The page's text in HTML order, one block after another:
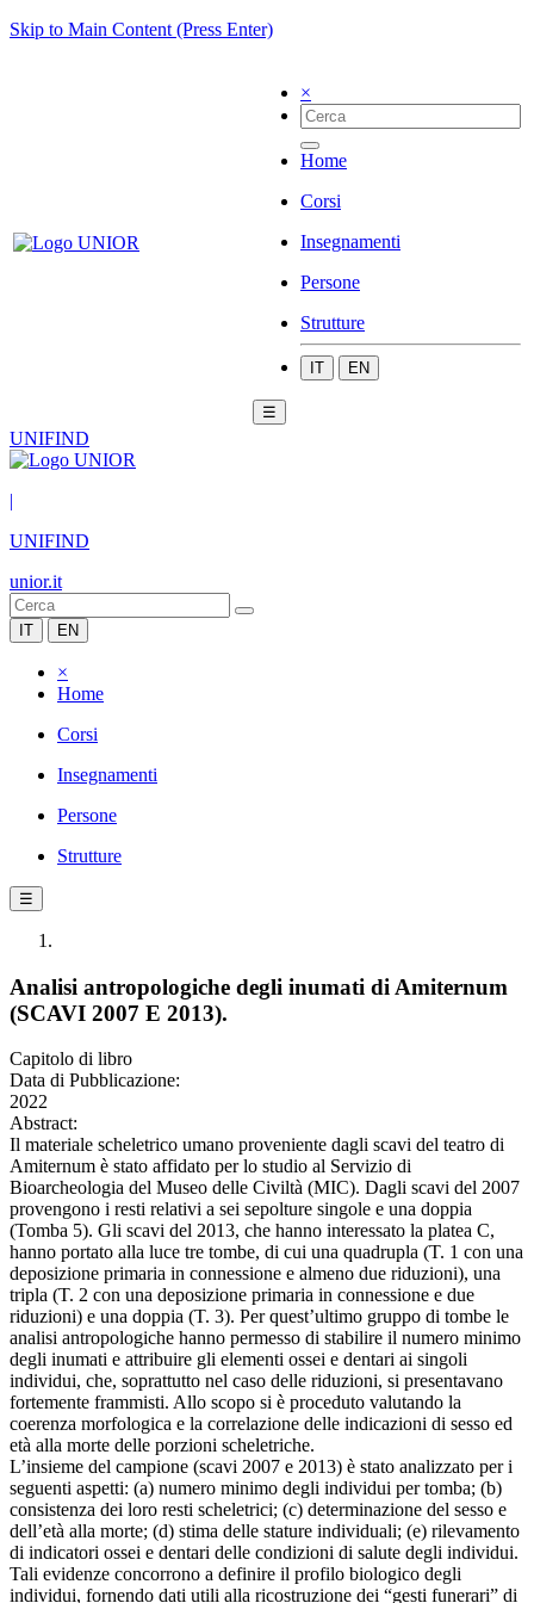
Skip to Main Content (Press Enter)
×
Home
Corsi
Insegnamenti
Persone
Strutture
IT EN
☰
UNIFIND
|
UNIFIND
unior.it
IT EN
×
Home
Corsi
Insegnamenti
Persone
Strutture
☰
Analisi antropologiche degli inumati di Amiternum
(SCAVI 2007 E 2013).
Capitolo di libro
Data di Pubblicazione:
2022
Abstract:
Il materiale scheletrico umano proveniente dagli scavi del teatro di
Amiternum è stato affidato per lo studio al Servizio di
Bioarcheologia del Museo delle Civiltà (MIC). Dagli scavi del 2007
provengono i resti relativi a sei sepolture singole e una doppia
(Tomba 5). Gli scavi del 2013, che hanno interessato la platea C,
hanno portato alla luce tre tombe, di cui una quadrupla (T. 1 con una
deposizione primaria in connessione e almeno due riduzioni), una
tripla (T. 2 con una deposizione primaria in connessione e due
riduzioni) e una doppia (T. 3). Per quest’ultimo gruppo di tombe le
analisi antropologiche hanno permesso di stabilire il numero minimo
degli inumati e attribuire gli elementi ossei e dentari ai singoli
individui, che, soprattutto nel caso delle riduzioni, si presentavano
fortemente frammisti. Allo scopo si è proceduto valutando la
coerenza morfologica e la correlazione delle indicazioni di sesso ed
età alla morte delle porzioni scheletriche.
L’insieme del campione (scavi 2007 e 2013) è stato analizzato per i
seguenti aspetti: (a) numero minimo degli individui per tomba; (b)
consistenza dei loro resti scheletrici; (c) determinazione del sesso e
dell’età alla morte; (d) stima delle stature individuali; (e) rilevamento
di indicatori ossei e dentari delle condizioni di salute degli individui.
Tali evidenze concorrono a definire il profilo biologico degli
individui, fornendo dati utili alla ricostruzione dei “gesti funerari” di